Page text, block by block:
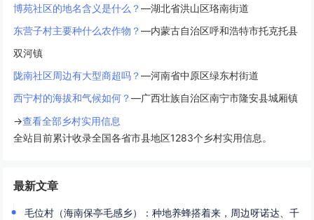
博苑社区的地名含义是什么？—湖北省洪山区珞南街道
东营子村主要种什么农作物？—内蒙古自治区呼和浩特市托克托县
双河镇
陇南社区周边有大型商超吗？—河南省中原区绿东村街道
西宁村的海拔和气候如何？—广西壮族自治区南宁市隆安县城厢镇
→查看全部乡村实用信息
全站目前累计收录全国各省市县地区1283个乡村实用信息。
最新文章
毛位村（海南保亭毛感乡）：种地养蜂搭着来，周边呀诺达、千